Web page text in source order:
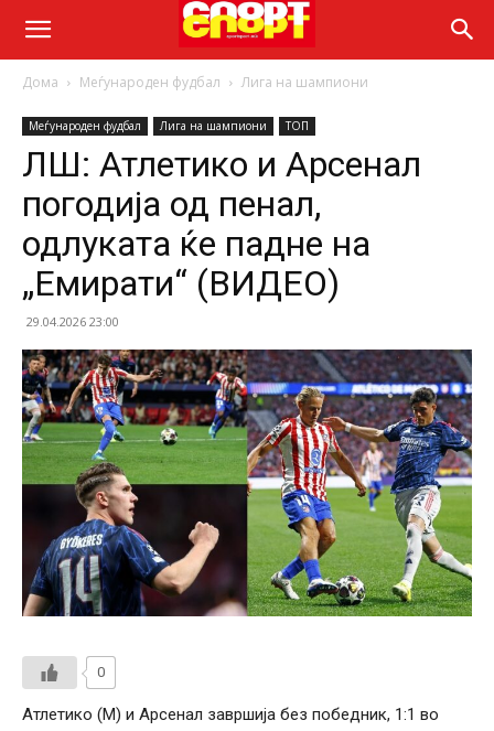
Дома Меѓународен фудбал Лига на шампиони
Меѓународен фудбал Лига на шампиони ТОП
ЛШ: Атлетико и Арсенал
погодија од пенал,
одлуката ќе падне на
„Емирати“ (ВИДЕО)
29.04.2026 23:00
0
Атлетико (М) и Арсенал завршија без победник, 1:1 во